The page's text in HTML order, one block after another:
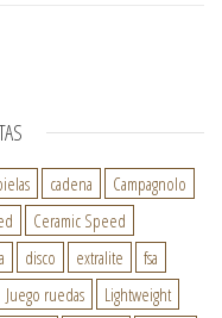
cadena
Campagnolo
Ceramic Speed
disco extralite
fsa
Juego ruedas
Lightweight